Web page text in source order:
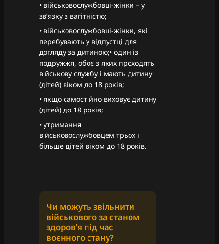
• військовослужбовці-жінки – у
зв’язку з вагітністю;
• військовослужбовці-жінки, які
перебувають у відпустці для
догляду за дитиною;• один із
подружжя, обоє з яких проходять
військову службу і мають дитину
(дітей) віком до 18 років;
• якщо самостійно виховує дитину
(дітей) до 18 років;
• утримання
військовослужбовцем трьох і
більше дітей віком до 18 років.
Чи можуть звільнити
військового за станом
здоровʼя під час
воєнного стану?